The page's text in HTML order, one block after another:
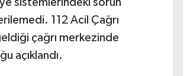
112 Acil Çağrı
çağrı merkezinde
açıklandı.